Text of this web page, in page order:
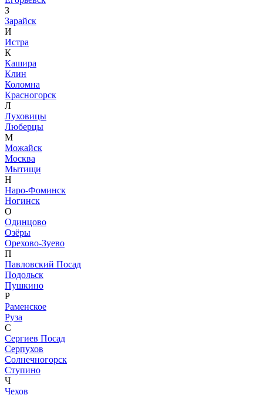
З
Зарайск
И
Истра
К
Кашира
Клин
Коломна
Красногорск
Л
Луховицы
Люберцы
М
Можайск
Москва
Мытищи
Н
Наро-Фоминск
Ногинск
О
Одинцово
Озёры
Орехово-Зуево
П
Павловский Посад
Подольск
Пушкино
Р
Раменское
Руза
С
Сергиев Посад
Серпухов
Солнечногорск
Ступино
Ч
Чехов